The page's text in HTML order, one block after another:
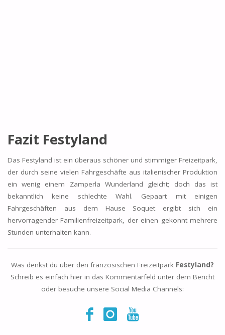
Fazit Festyland
Das Festyland ist ein überaus schöner und stimmiger Freizeitpark,
der durch seine vielen Fahrgeschäfte aus italienischer Produktion
ein wenig einem Zamperla Wunderland gleicht; doch das ist
bekanntlich keine schlechte Wahl. Gepaart mit einigen
Fahrgeschäften aus dem Hause Soquet ergibt sich ein
hervorragender Familienfreizeitpark, der einen gekonnt mehrere
Stunden unterhalten kann.
Was denkst du über den französischen Freizeitpark Festyland?
Schreib es einfach hier in das Kommentarfeld unter dem Bericht
oder besuche unsere Social Media Channels: